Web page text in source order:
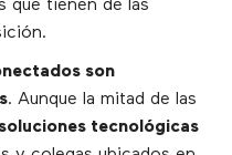
que tienen de las
son
. Aunque la mitad de las
soluciones tecnológicas